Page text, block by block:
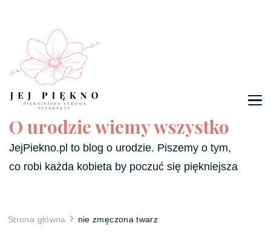
O urodzie wiemy wszystko
JejPiekno.pl to blog o urodzie. Piszemy o tym,
co robi każda kobieta by poczuć się piękniejsza
Strona główna nie zmęczona twarz